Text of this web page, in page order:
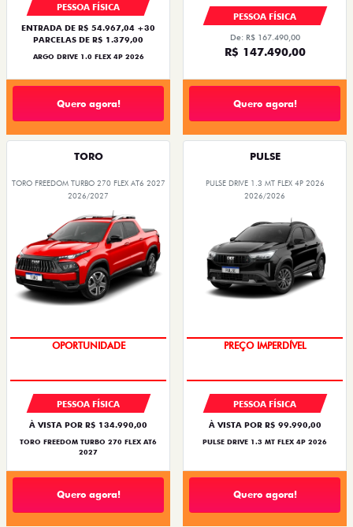
PESSOA FÍSICA
ENTRADA DE R$ 54.967,04 +30
PARCELAS DE R$ 1.379,00
ARGO DRIVE 1.0 FLEX 4P 2026
Quero agora!
PESSOA FÍSICA
De: R$ 167.490,00
R$ 147.490,00
Quero agora!
TORO
TORO FREEDOM TURBO 270 FLEX AT6 2027
2026/2027
OPORTUNIDADE
PESSOA FÍSICA
À VISTA POR R$ 134.990,00
TORO FREEDOM TURBO 270 FLEX AT6
2027
Quero agora!
PULSE
PULSE DRIVE 1.3 MT FLEX 4P 2026
2026/2026
PREÇO IMPERDÍVEL
PESSOA FÍSICA
À VISTA POR R$ 99.990,00
PULSE DRIVE 1.3 MT FLEX 4P 2026
Quero agora!